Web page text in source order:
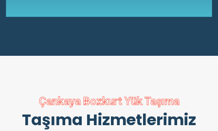
Çankaya Bozkurt Yük Taşıma
Taşıma Hizmetlerimiz